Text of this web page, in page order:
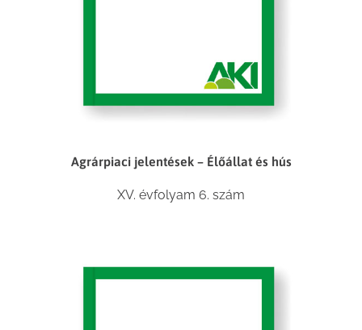
Agrárpiaci jelentések – Élőállat és hús
XV. évfolyam 6. szám